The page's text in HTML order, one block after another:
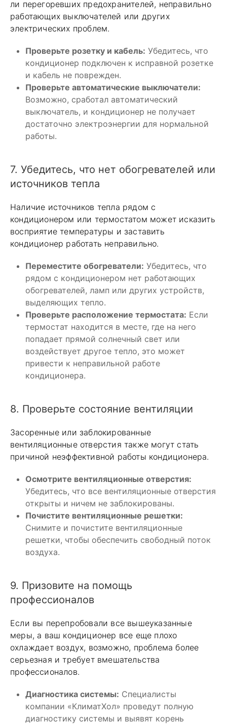
ли перегоревших предохранителей, неправильно
работающих выключателей или других
электрических проблем.
Проверьте розетку и кабель: Убедитесь, что
кондиционер подключен к исправной розетке
и кабель не поврежден.
Проверьте автоматические выключатели:
Возможно, сработал автоматический
выключатель, и кондиционер не получает
достаточно электроэнергии для нормальной
работы.
7. Убедитесь, что нет обогревателей или
источников тепла
Наличие источников тепла рядом с
кондиционером или термостатом может исказить
восприятие температуры и заставить
кондиционер работать неправильно.
Переместите обогреватели: Убедитесь, что
рядом с кондиционером нет работающих
обогревателей, ламп или других устройств,
выделяющих тепло.
Проверьте расположение термостата: Если
термостат находится в месте, где на него
попадает прямой солнечный свет или
воздействует другое тепло, это может
привести к неправильной работе
кондиционера.
8. Проверьте состояние вентиляции
Засоренные или заблокированные
вентиляционные отверстия также могут стать
причиной неэффективной работы кондиционера.
Осмотрите вентиляционные отверстия:
Убедитесь, что все вентиляционные отверстия
открыты и ничем не заблокированы.
Почистите вентиляционные решетки:
Снимите и почистите вентиляционные
решетки, чтобы обеспечить свободный поток
воздуха.
9. Призовите на помощь
профессионалов
Если вы перепробовали все вышеуказанные
меры, а ваш кондиционер все еще плохо
охлаждает воздух, возможно, проблема более
серьезная и требует вмешательства
профессионалов.
Диагностика системы: Специалисты
компании «КлиматХол» проведут полную
диагностику системы и выявят корень